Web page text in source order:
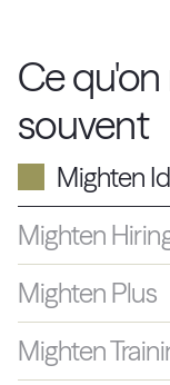
Ce
souvent
Mighten
Mighten
Mighten Plus
Mighten